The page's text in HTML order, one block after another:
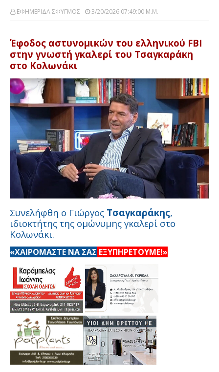
ΕΦΗΜΕΡΙΔΑ ΣΦΥΓΜΟΣ 3/20/2026 07:49:00 Μ.μ.
Έφοδος αστυνομικών του ελληνικού FBI
στην γνωστή γκαλερί του Τσαγκαράκη
στο Κολωνάκι
Συνελήφθη ο Γιώργος Τσαγκαράκης,
ιδιοκτήτης της ομώνυμης γκαλερί στο
Κολωνάκι.
«ΧΑΙΡΟΜΑΣΤΕ ΝΑ ΣΑΣ ΕΞΥΠΗΡΕΤΟΥΜΕ!»